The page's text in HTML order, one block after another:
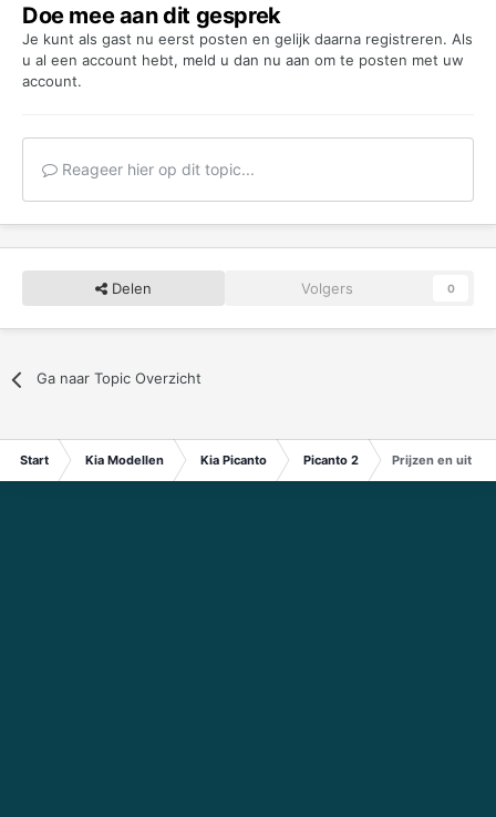
Doe mee aan dit gesprek
Je kunt als gast nu eerst posten en gelijk daarna registreren. Als
u al een account hebt, meld u dan nu aan om te posten met uw
account.
Reageer hier op dit topic...
Delen Volgers 0
Ga naar Topic Overzicht
Start Kia Modellen Kia Picanto Picanto 2 Prijzen en